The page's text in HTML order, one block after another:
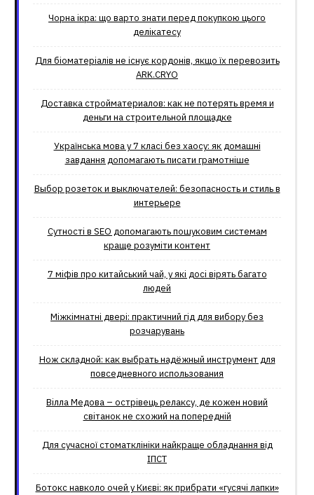
Чорна ікра: що варто знати перед покупкою цього
делікатесу
Для біоматеріалів не існує кордонів, якщо їх перевозить
ARK.CRYO
Доставка стройматериалов: как не потерять время и
деньги на строительной площадке
Українська мова у 7 класі без хаосу: як домашні
завдання допомагають писати грамотніше
Выбор розеток и выключателей: безопасность и стиль в
интерьере
Сутності в SEO допомагають пошуковим системам
краще розуміти контент
7 міфів про китайський чай, у які досі вірять багато
людей
Міжкімнатні двері: практичний гід для вибору без
розчарувань
Нож складной: как выбрать надёжный инструмент для
повседневного использования
Вілла Медова – острівець релаксу, де кожен новий
світанок не схожий на попередній
Для сучасної стоматклініки найкраще обладнання від
ІПСТ
Ботокс навколо очей у Києві: як прибрати «гусячі лапки»